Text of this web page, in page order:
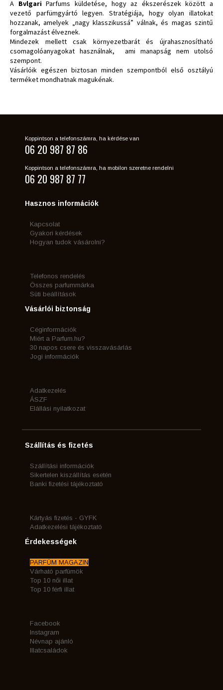
A BvlgariParfums küldetése, hogy az ékszerészek között a
vezető parfümgyártó legyen. Stratégiája, hogy olyan illatokat
hozzanak, amelyek „nagy klasszikussá” válnak, és magas szintű
forgalmazást élveznek.
Mindezek mellett csak környezetbarát és újrahasznosítható
csomagolóanyagokat használnak, ami manapság nem utolsó
szempont.
Vásárlóik egészen biztosan minden szempontból első osztályú
terméket mondhatnak magukénak.
Koppintson a telefonszámra, ha kérdése van
06 20 987 87 86
Koppintson a telefonszámra, ha mobilon szeretne rendelni
06 20 987 87 77
Hasznos információk
Kapcsolat
Gyakori kérdések
Hogyan tudok vásárolni?
Telefonos rendelés
Összes parfummárka
Süti beállítások
Vásárlói biztonság
Céginformációk
Miért a Parfum.hu?
30 napos csere és visszavásárlás
Jogi információk
Adatkezelés
ÁSZF
Elállási nyilatkozat
Szállítás és fizetés
Szállítási információk
Sikertelen kiszállítás esetén
Banki fizetési tájékoztató
Kártyás fizetés - GYFK
Adatkezelési tájékoztató
Érdekességek
PARFÜM MAGAZIN
Várható parfümök
Top 10 női illat
Top 10 férfi illat
Facebook
Instagram
Névnap ajánló
Illatcsaládok